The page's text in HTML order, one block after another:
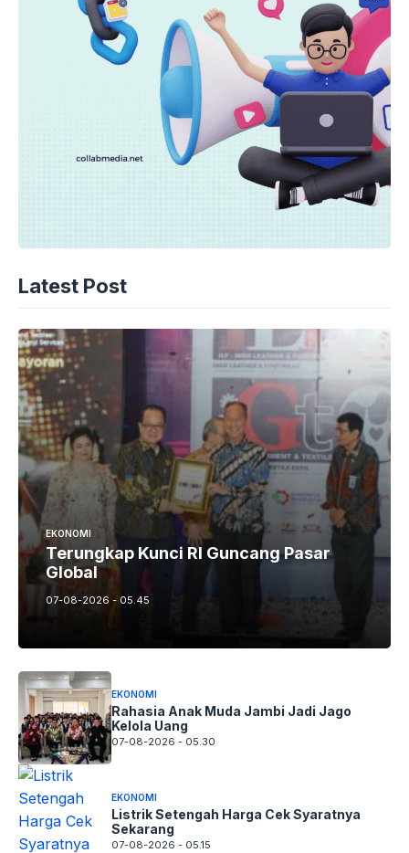
Latest Post
EKONOMI
Terungkap Kunci RI Guncang Pasar
Global
07-08-2026 - 05.45
EKONOMI
Rahasia Anak Muda Jambi Jadi Jago
Kelola Uang
07-08-2026 - 05.30
EKONOMI
Listrik Setengah Harga Cek Syaratnya
Sekarang
07-08-2026 - 05.15